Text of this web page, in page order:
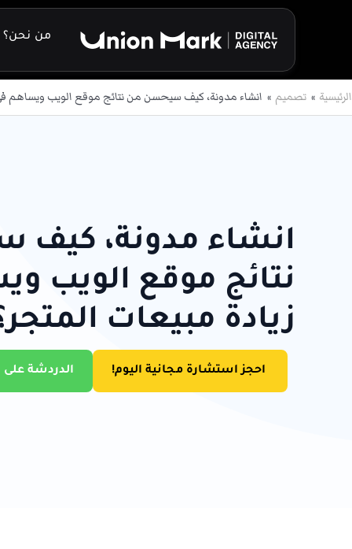
من نحن؟
الرئيسية تصميم انشاء مدونة، كيف سيحسن من نتائج موقع الويب ويساهم
انشاء مدونة،
نتائج موقع الويب
زيادة مبيعات
احجز استشارة مجانية اليوم! الدردشة على